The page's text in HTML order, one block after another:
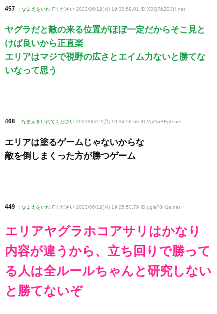
457 : なまえをいれてください 2023/06/12(月) 19:30:59.01 ID:XBQRkZG3H .net
ヤグラだと敵の来る位置がほぼ一定だからそこ見と
けば良いから正直楽
エリアはマジで視野の広さとエイム力ないと勝てな
いなって思う
468 : なまえをいれてください 2023/06/12(月) 19:34:58.66 ID:Vp2tpBEp0 .net
エリアは塗るゲームじゃないからな
敵を倒しまくった方が勝つゲーム
449 : なまえをいれてください 2023/06/12(月) 19:25:50.79 ID:uglaF8H1a.net
エリアヤグラホコアサリはかなり
内容が違うから、立ち回りで勝って
る人は全ルールちゃんと研究しない
と勝てないぞ